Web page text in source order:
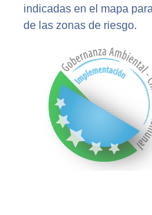
indicadas en el mapa
de las zonas de riesgo.